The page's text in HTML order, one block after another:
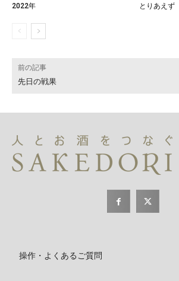
2022年
とりあえず
前の記事
先日の戦果
操作・よくあるご質問